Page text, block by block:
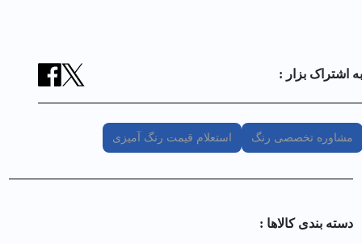
به اشتراک بزار :
مشاوره تخصصی رنگ استعلام قیمت رنگ آمیزی
دسته بندی کالا‌ها :